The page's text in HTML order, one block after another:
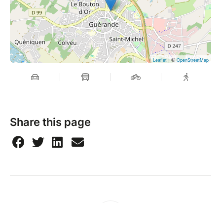
Leaflet| ©OpenStreetMap
Share this page